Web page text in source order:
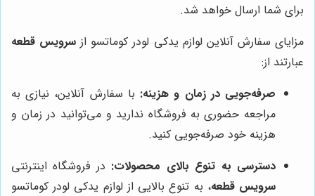
برای شما ارسال خواهد شد.
مزایای سفارش آنلاین لوازم یدکی لودر کوماتسو از سرویس قطعه
عبارتند از:
صرفه‌جویی در زمان و هزینه: با سفارش آنلاین، نیازی به
مراجعه حضوری به فروشگاه ندارید و می‌توانید در زمان و
هزینه خود صرفه‌جویی کنید.
دسترسی به تنوع بالای محصولات: در فروشگاه اینترنتی
سرویس قطعه، به تنوع بالایی از لوازم یدکی لودر کوماتسو